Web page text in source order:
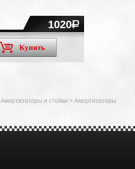
1020
Купить
Амортизаторы и стойки > Амортизаторы